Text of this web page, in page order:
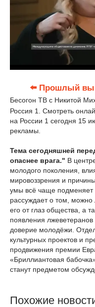
⬅️ Прошлый
Бесогон ТВ с Никитой
Россия 1. Смотреть
на России 1 сегодня 15
рекламы.
Тема сегодняшней
опаснее врага." В
молодого поколения,
мировоззрения и
умы всё чаще подменяет
рассуждает о том, можно
его от глаз общества, а
появления
доверие молодёжи.
культурных проектов и
продвижения премии
«Бриллиантовая
станут предметом
Похожие